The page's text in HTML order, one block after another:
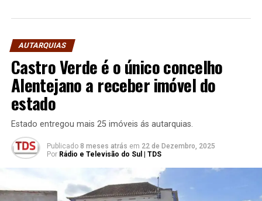
AUTARQUIAS
Castro Verde é o único concelho
Alentejano a receber imóvel do
estado
Estado entregou mais 25 imóveis ás autarquias.
Publicado 8 meses atrás em 22 de Dezembro, 2025
Por Rádio e Televisão do Sul | TDS